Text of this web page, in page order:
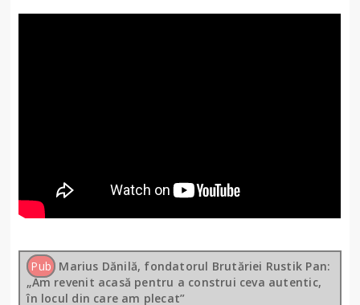
Pub Marius Dănilă, fondatorul Brutăriei Rustik Pan:
„Am revenit acasă pentru a construi ceva autentic,
în locul din care am plecat”